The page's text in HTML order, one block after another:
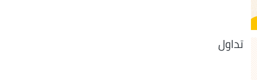
تداول